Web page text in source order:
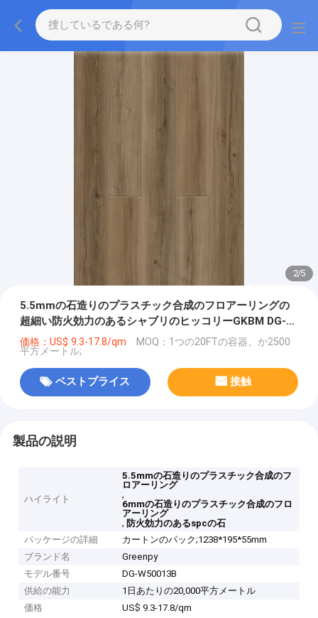
2/5
5.5mmの石造りのプラスチック合成のフロアーリングの
超細い防火効力のあるシャブリのヒッコリーGKBM DG-
W50013B
価格：US$ 9.3-17.8/qm MOQ：1つの20FTの容器、か2500
平方メートル;
ベストプライス 接触
製品の説明
ハイライト
5.5mmの石造りのプラスチック合成のフ
ロアーリング
,
6mmの石造りのプラスチック合成のフロ
アーリング
, 防火効力のあるspcの石
パッケージの詳細
カートンのパック;1238*195*55mm
ブランド名
Greenpy
モデル番号
DG-W50013B
供給の能力
1日あたりの20,000平方メートル
価格
US$ 9.3-17.8/qm